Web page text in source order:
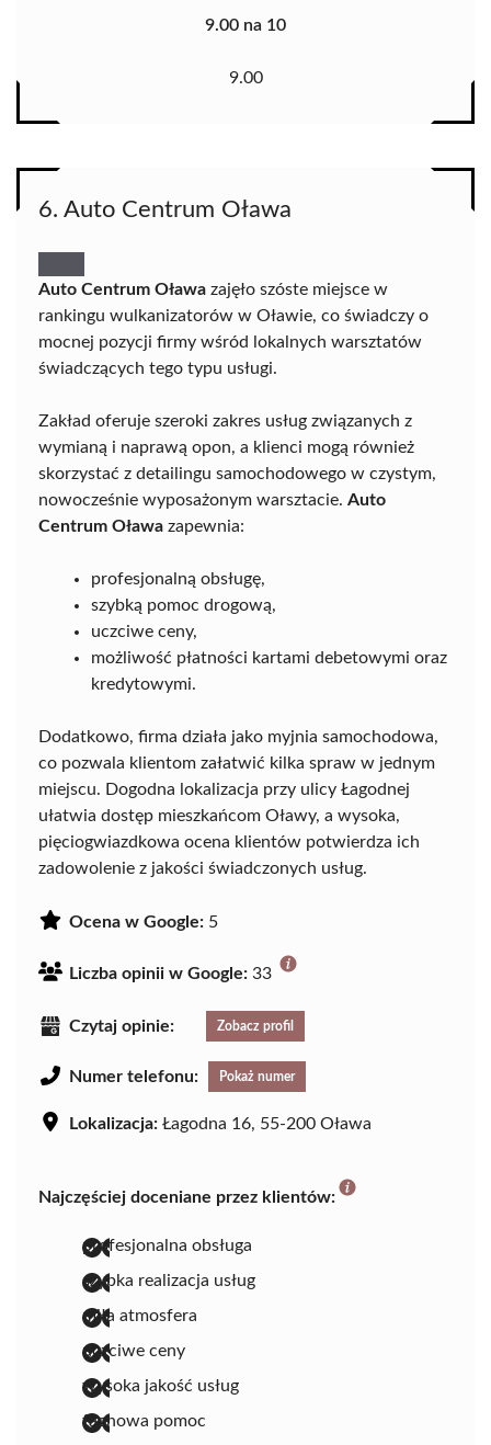
9.00 na 10
9.00
6. Auto Centrum Oława
Auto Centrum Oława zajęło szóste miejsce w
rankingu wulkanizatorów w Oławie, co świadczy o
mocnej pozycji firmy wśród lokalnych warsztatów
świadczących tego typu usługi.
Zakład oferuje szeroki zakres usług związanych z
wymianą i naprawą opon, a klienci mogą również
skorzystać z detailingu samochodowego w czystym,
nowocześnie wyposażonym warsztacie. Auto
Centrum Oława zapewnia:
profesjonalną obsługę,
szybką pomoc drogową,
uczciwe ceny,
możliwość płatności kartami debetowymi oraz
kredytowymi.
Dodatkowo, firma działa jako myjnia samochodowa,
co pozwala klientom załatwić kilka spraw w jednym
miejscu. Dogodna lokalizacja przy ulicy Łagodnej
ułatwia dostęp mieszkańcom Oławy, a wysoka,
pięciogwiazdkowa ocena klientów potwierdza ich
zadowolenie z jakości świadczonych usług.
Ocena w Google: 5
Liczba opinii w Google: 33
Czytaj opinie: Zobacz profil
Numer telefonu: Pokaż numer
Lokalizacja: Łagodna 16, 55-200 Oława
Najczęściej doceniane przez klientów:
profesjonalna obsługa
szybka realizacja usług
miła atmosfera
uczciwe ceny
wysoka jakość usług
fachowa pomoc